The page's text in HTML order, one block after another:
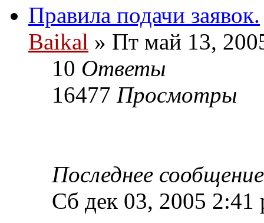
Правила подачи заявок.
Baikal » Пт май 13,
10 Ответы
16477 Просмотры
Последнее
Сб дек 03, 2005 2:41